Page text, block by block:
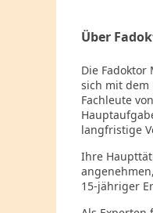
Über
Die
sich mit dem
Fachleute
langfristige
Ihre
15-jähriger